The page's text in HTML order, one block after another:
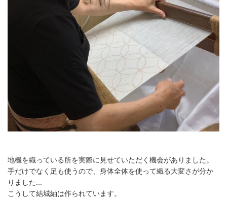
地機を織っている所を実際に見せていただく機会がありました。
手だけでなく足も使うので、身体全体を使って織る大変さが分か
りました...
こうして結城紬は作られています。